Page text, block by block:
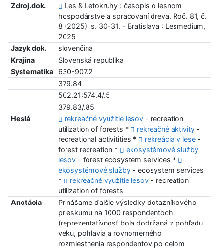
Zdroj.dok.
Les & Letokruhy : časopis o lesnom
hospodárstve a spracovaní dreva. Roč. 81, č.
8 (2025), s. 30-31. - Bratislava : Lesmedium,
2025
Jazyk dok.
slovenčina
Krajina
Slovenská republika
Systematika
630*907.2
379.84
502.21:574.4/.5
379.83/.85
Heslá
rekreačné využitie lesov- recreation
utilization of forests *
rekreačné aktivity-
recreational activitities *
rekreácia v lese-
forest recreation *
ekosystémové služby
lesov- forest ecosystem services *
ekosystémové služby- ecosystem services
*
rekreačné využitie lesov- recreation
utilization of forests
Anotácia
Prinášame ďalšie výsledky dotazníkového
prieskumu na 1000 respondentoch
(reprezentatívnosť bola dodržaná z pohľadu
veku, pohlavia a rovnomerného
rozmiestnenia respondentov po celom